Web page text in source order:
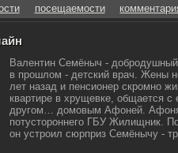
посещаемости
Валентин Семёныч -
в прошлом - детский врач. Жены
лет назад и пенсионер скромно
квартире в хрущевке, общается
другом… домовым Афоней.
потустороннего ГБУ Жилищник.
он устроил сюрприз Семёнычу -